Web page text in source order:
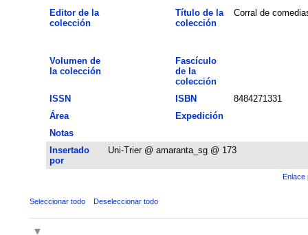
Editor de la
colección
Título de la
colección
Corral de
Volumen de
la colección
Fascículo
de la
colección
ISSN
ISBN
8484271331
Área
Expedición
Notas
Insertado
por
Uni-Trier @ amaranta_sg @ 173
Enlace
Seleccionar todo Deseleccionar todo